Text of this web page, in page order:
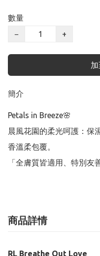
數量
−
+
簡介
Petals in Breeze🌸
晨風花園的柔光呵護：保
香溫柔包覆。
「全膚質皆適用、特別友
商品詳情
RL Breathe Out Love